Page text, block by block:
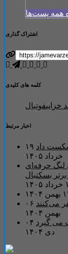
همه پست‌ها
اشتراک گذاری
کلمه های کلیدی
خزاییفوتبال
اخبار مرتبط
شکست داد ۱۹
خرداد ۱۴۰۵
لیگ حرفه‌ای
بسکتبال
۱۴۰۴
می‌کنند ۰۶
بهمن ۱۴۰۴
می گیرد ۰۴
دی ۱۴۰۴